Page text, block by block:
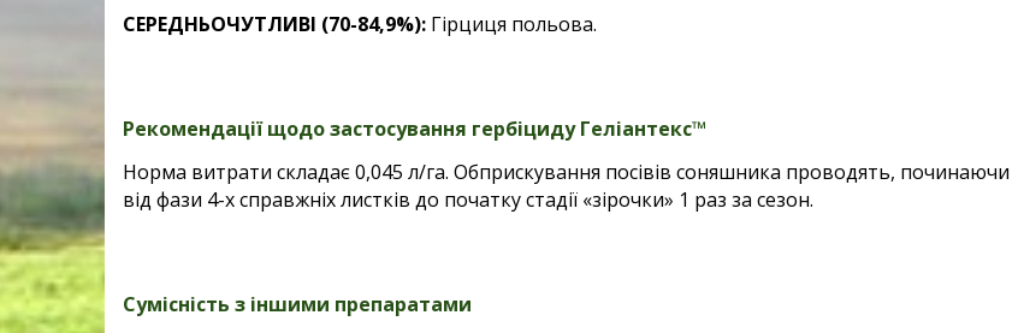
СЕРЕДНЬОЧУТЛИВІ (70-84,9%): Гірциця польова.
Рекомендації щодо застосування гербіцидуГеліантекс™
Норма витрати складає 0,045 л/га. Обприскування посівів соняшника проводять, починаючи
від фази 4-х справжніх листків до початку стадії «зірочки» 1 раз за сезон.
Сумісність з іншими препаратами